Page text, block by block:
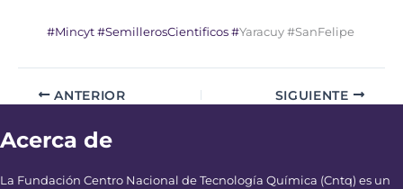
#Mincyt #SemillerosCientificos #Yaracuy #SanFelipe
ANTERIOR SIGUIENTE
Acerca de
La Fundación Centro Nacional de Tecnología Química (Cntq) es un